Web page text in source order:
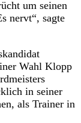
um seinen
nervt“, sagte
Wahl Klopp
in seiner
als Trainer in